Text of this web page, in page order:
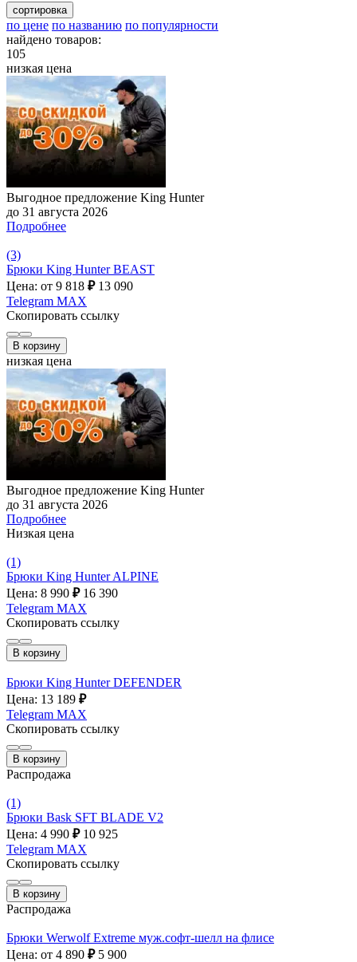
сортировка
по цене по названию по популярности
найдено товаров:
105
низкая цена
Выгодное предложение King Hunter
до 31 августа 2026
Подробнее
(3)
Брюки King Hunter BEAST
Цена: от 9 818 ₽ 13 090
Telegram MAX
Скопировать ссылку
В корзину
низкая цена
Выгодное предложение King Hunter
до 31 августа 2026
Подробнее
Низкая цена
(1)
Брюки King Hunter ALPINE
Цена: 8 990 ₽ 16 390
Telegram MAX
Скопировать ссылку
В корзину
Брюки King Hunter DEFENDER
Цена: 13 189 ₽
Telegram MAX
Скопировать ссылку
В корзину
Распродажа
(1)
Брюки Bask SFT BLADE V2
Цена: 4 990 ₽ 10 925
Telegram MAX
Скопировать ссылку
В корзину
Распродажа
Брюки Werwolf Extreme муж.софт-шелл на флисе
Цена: от 4 890 ₽ 5 900